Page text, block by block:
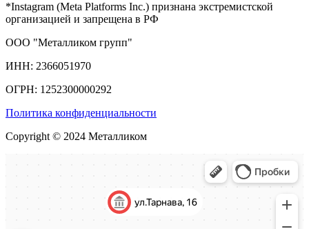
*Instagram (Meta Platforms Inc.) признана экстремистской
организацией и запрещена в РФ
ООО "Металликом групп"
ИНН: 2366051970
ОГРН: 1252300000292
Политика конфиденциальности
Copyright © 2024 Металликом